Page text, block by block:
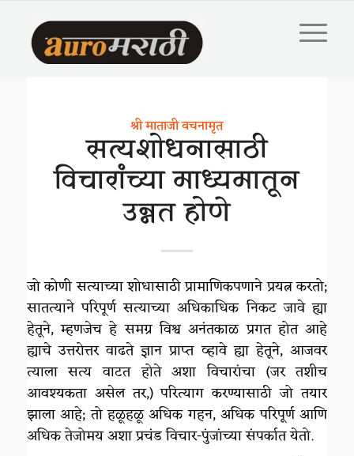
श्री माताजी वचनामृत
सत्यशोधनासाठी
विचारांच्या माध्यमातून
उन्नत होणे
जो कोणी सत्याच्या शोधासाठी प्रामाणिकपणाने प्रयत्न करतो;
सातत्याने परिपूर्ण सत्याच्या अधिकाधिक निकट जावे ह्या
हेतूने, म्हणजेच हे समग्र विश्व अनंतकाळ प्रगत होत आहे
ह्याचे उत्तरोत्तर वाढते ज्ञान प्राप्त व्हावे ह्या हेतूने, आजवर
त्याला सत्य वाटत होते अशा विचारांचा (जर तशीच
आवश्यकता असेल तर,) परित्याग करण्यासाठी जो तयार
झाला आहे; तो हळूहळू अधिक गहन, अधिक परिपूर्ण आणि
अधिक तेजोमय अशा प्रचंड विचार-पुंजांच्या संपर्कात येतो.